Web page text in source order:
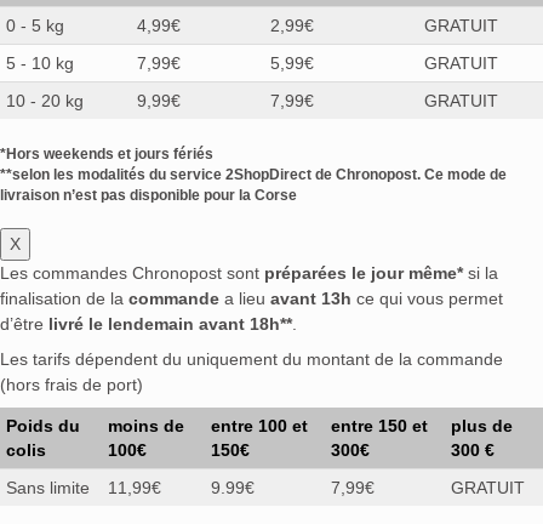
0 - 5 kg
4,99€ 2,99€
GRATUIT
5 - 10 kg
7,99€ 5,99€
GRATUIT
10 - 20 kg
9,99€ 7,99€ GRATUIT
*Hors weekends et jours fériés
**selon les modalités du service 2ShopDirect de Chronopost. Ce mode de
livraison n’est pas disponible pour la Corse
X
Les commandes Chronopost sont préparées le jour même*si la
finalisation de la commande a lieu avant 13h ce qui vous permet
d’être livré le lendemain avant 18h**.
Les tarifs dépendent du uniquement du montant de la commande
(hors frais de port)
Poids du
colis
moins de
100€
entre 100 et
150€
entre 150 et
300€
plus de
300 €
Sans limite
11,99€ 9.99€ 7,99€ GRATUIT